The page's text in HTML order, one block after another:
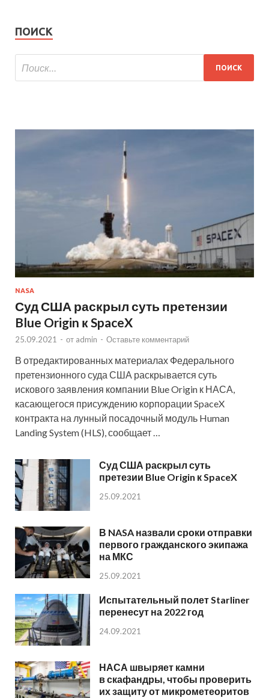
ПОИСК
NASA
Суд США раскрыл суть претензии
Blue Origin к SpaceX
25.09.2021 - от admin - Оставьте комментарий
В отредактированных материалах Федерального
претензионного суда США раскрывается суть
искового заявления компании Blue Origin к НАСА,
касающегося присуждению корпорации SpaceX
контракта на лунный посадочный модуль Human
Landing System (HLS), сообщает …
Суд США раскрыл суть
претезии Blue Origin к SpaceX
25.09.2021
В NASA назвали сроки отправки
первого гражданского экипажа
на МКС
25.09.2021
Испытательный полет Starliner
перенесут на 2022 год
24.09.2021
НАСА швыряет камни
в скафандры, чтобы проверить
их защиту от микрометеоритов